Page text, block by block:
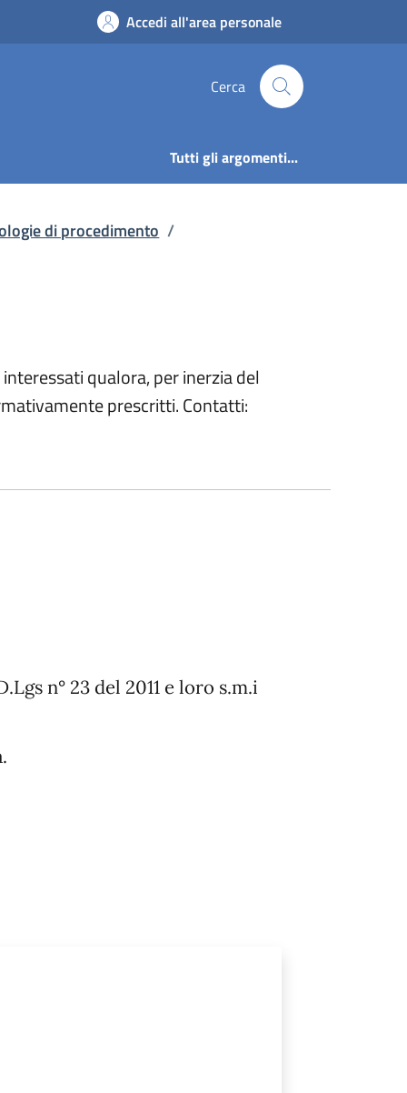
delle
Accedi all'area personale
Cerca
Tutti gli argomenti...
di procedimento /
qualora, per inerzia del
prescritti. Contatti:
n° 23 del 2011 e loro s.m.i